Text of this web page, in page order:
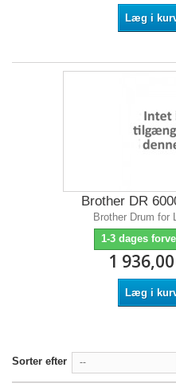
Læg i
Brother DR
Brother Drum for
1-3 dages
1
Læg i
Sorter efter --